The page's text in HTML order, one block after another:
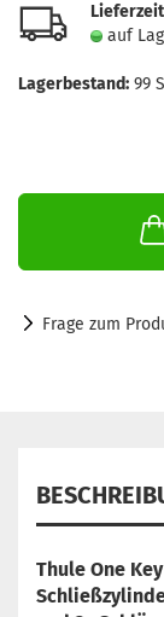
auf
Lagerbestand: 99
Frage zum
Thule One